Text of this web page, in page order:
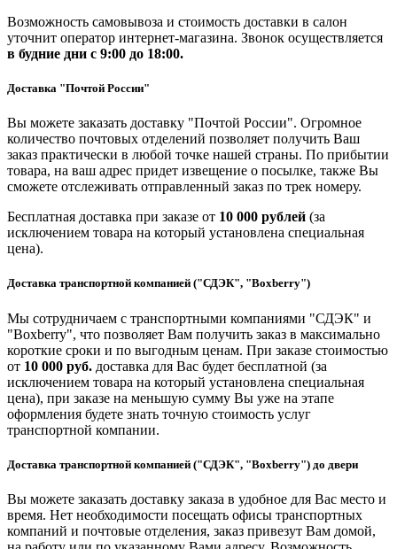
Возможность самовывоза и стоимость доставки в салон
уточнит оператор интернет-магазина. Звонок осуществляется
в будние дни с 9:00 до 18:00.
Доставка "Почтой России"
Вы можете заказать доставку "Почтой России". Огромное
количество почтовых отделений позволяет получить Ваш
заказ практически в любой точке нашей страны. По прибытии
товара, на ваш адрес придет извещение о посылке, также Вы
сможете отслеживать отправленный заказ по трек номеру.
Бесплатная доставка при заказе от 10 000 рублей (за
исключением товара на который установлена специальная
цена).
Доставка транспортной компанией ("СДЭК", "Boxberry")
Мы сотрудничаем с транспортными компаниями "СДЭК" и
"Boxberry", что позволяет Вам получить заказ в максимально
короткие сроки и по выгодным ценам. При заказе стоимостью
от 10 000 руб. доставка для Вас будет бесплатной (за
исключением товара на который установлена специальная
цена), при заказе на меньшую сумму Вы уже на этапе
оформления будете знать точную стоимость услуг
транспортной компании.
Доставка транспортной компанией ("СДЭК", "Boxberry") до двери
Вы можете заказать доставку заказа в удобное для Вас место и
время. Нет необходимости посещать офисы транспортных
компаний и почтовые отделения, заказ привезут Вам домой,